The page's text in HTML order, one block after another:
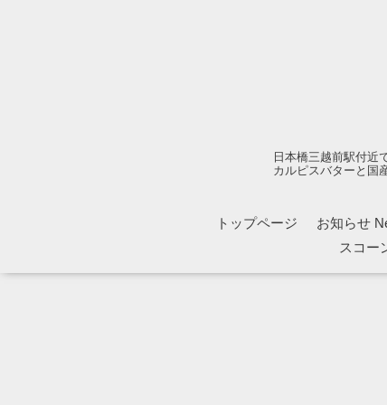
日本橋三越前駅付近
カルピスバターと国
トップページ お知らせ
スコー